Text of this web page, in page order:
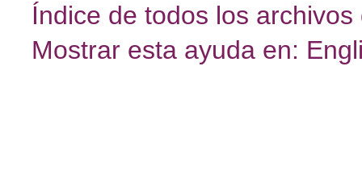
Índice de todos los archivos
Mostrar esta ayuda en: